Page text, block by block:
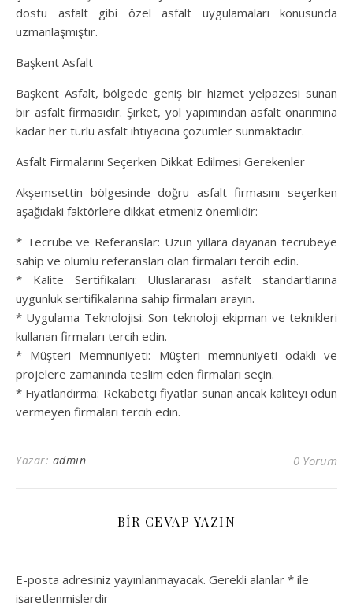
dostu asfalt gibi özel asfalt uygulamaları konusunda
uzmanlaşmıştır.
Başkent Asfalt
Başkent Asfalt, bölgede geniş bir hizmet yelpazesi sunan
bir asfalt firmasıdır. Şirket, yol yapımından asfalt onarımına
kadar her türlü asfalt ihtiyacına çözümler sunmaktadır.
Asfalt Firmalarını Seçerken Dikkat Edilmesi Gerekenler
Akşemsettin bölgesinde doğru asfalt firmasını seçerken
aşağıdaki faktörlere dikkat etmeniz önemlidir:
* Tecrübe ve Referanslar: Uzun yıllara dayanan tecrübeye
sahip ve olumlu referansları olan firmaları tercih edin.
* Kalite Sertifikaları: Uluslararası asfalt standartlarına
uygunluk sertifikalarına sahip firmaları arayın.
* Uygulama Teknolojisi: Son teknoloji ekipman ve teknikleri
kullanan firmaları tercih edin.
* Müşteri Memnuniyeti: Müşteri memnuniyeti odaklı ve
projelere zamanında teslim eden firmaları seçin.
* Fiyatlandırma: Rekabetçi fiyatlar sunan ancak kaliteyi ödün
vermeyen firmaları tercih edin.
Yazar: admin 0 Yorum
BIR CEVAP YAZIN
E-posta adresiniz yayınlanmayacak. Gerekli alanlar * ile
işaretlenmişlerdir